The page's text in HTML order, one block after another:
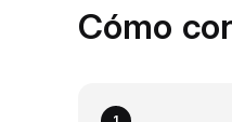
Cómo